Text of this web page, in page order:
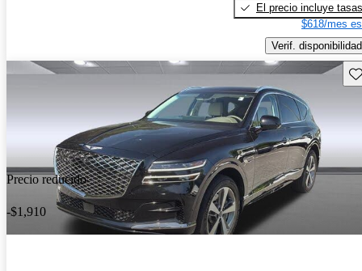
El precio incluye tasas
$618/mes
Verif. disponibilidad
Precio reducido
-$1,910